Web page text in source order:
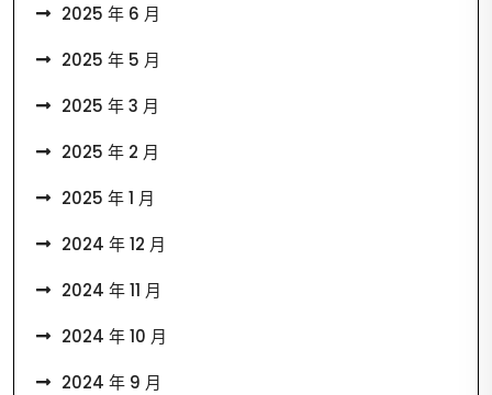
2025 年 6 月
2025 年 5 月
2025 年 3 月
2025 年 2 月
2025 年 1 月
2024 年 12 月
2024 年 11 月
2024 年 10 月
2024 年 9 月